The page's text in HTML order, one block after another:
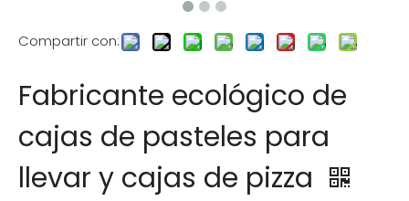
Compartir con:
Fabricante ecológico de
cajas de pasteles para
llevar y cajas de pizza